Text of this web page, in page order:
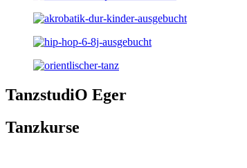
TanzstudiO Eger
Tanzkurse